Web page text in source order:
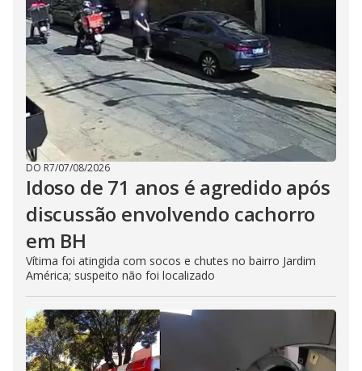
DO R7/07/08/2026
Idoso de 71 anos é agredido após
discussão envolvendo cachorro
em BH
Vítima foi atingida com socos e chutes no bairro Jardim
América; suspeito não foi localizado